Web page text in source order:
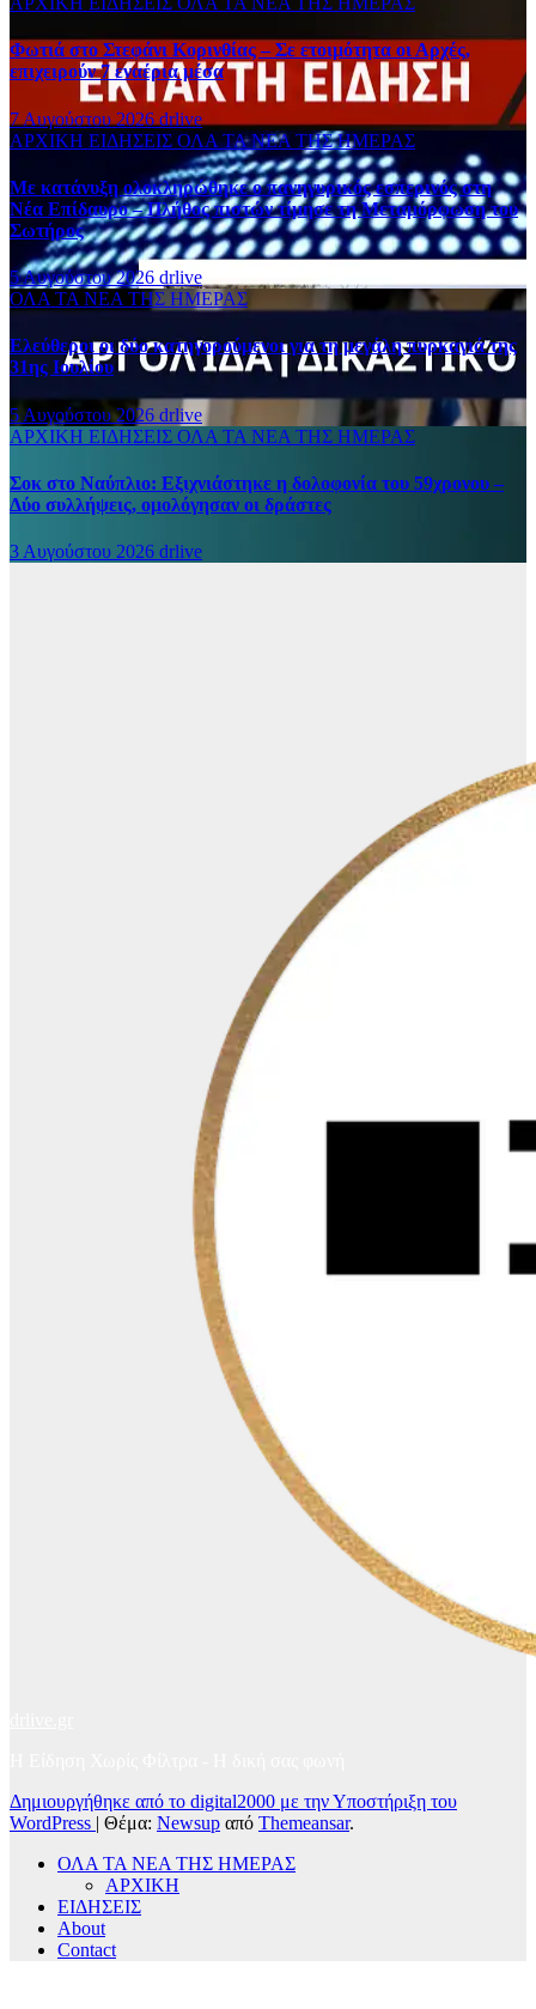
Φωτιά στο Στεφάνι Κορινθίας – Σε ετοιμότητα οι Αρχές,
επιχειρούν 7 εναέρια μέσα
7 Αυγούστου 2026drlive
ΑΡΧΙΚΗ ΕΙΔΗΣΕΙΣ ΟΛΑ ΤΑ ΝΕΑ ΤΗΣ ΗΜΕΡΑΣ
Με κατάνυξη ολοκληρώθηκε ο πανηγυρικός εσπερινός στη
Νέα Επίδαυρο – Πλήθος πιστών τίμησε τη Μεταμόρφωση του
Σωτήρος
5 Αυγούστου 2026 drlive
ΟΛΑ ΤΑ ΝΕΑ ΤΗΣ ΗΜΕΡΑΣ
Ελεύθεροι οι δύο κατηγορούμενοι για τη μεγάλη πυρκαγιά της
31ης Ιουλίου
5 Αυγούστου 2026 drlive
ΑΡΧΙΚΗ ΕΙΔΗΣΕΙΣ ΟΛΑ ΤΑ ΝΕΑ ΤΗΣ ΗΜΕΡΑΣ
Σοκ στο Ναύπλιο: Εξιχνιάστηκε η δολοφονία του 59χρονου –
Δύο συλλήψεις, ομολόγησαν οι δράστες
3 Αυγούστου 2026 drlive
Δημιουργήθηκε από το digital2000 με την Υποστήριξη του
WordPress | Θέμα: Newsup από Themeansar.
ΟΛΑ ΤΑ ΝΕΑ ΤΗΣ ΗΜΕΡΑΣ
ΑΡΧΙΚΗ
ΕΙΔΗΣΕΙΣ
About
Contact